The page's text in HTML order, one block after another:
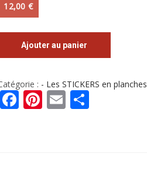
12,00€
Ajouter au panier
: - Les STICKERS en planches
Facebook
Pinterest
Email